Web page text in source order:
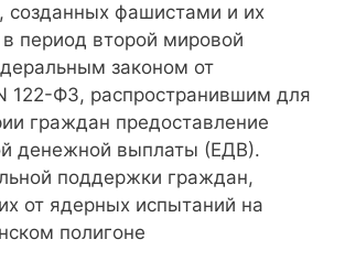
созданных фашистами и их
период второй мировой
законом от
122-ФЗ, распространившим для
граждан предоставление
денежной выплаты (ЕДВ).
поддержки граждан,
от ядерных испытаний на
полигоне